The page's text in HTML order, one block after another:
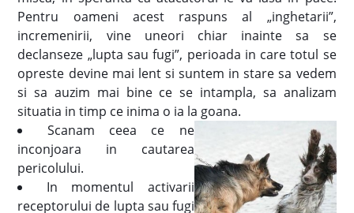
Pentru oameni acest raspuns al „inghetarii”,
incremenirii, vine uneori chiar inainte sa se
declanseze „lupta sau fugi”, perioada in care totul se
opreste devine mai lent si suntem in stare sa vedem
si sa auzim mai bine ce se intampla, sa analizam
situatia in timp ce inima o ia la goana.
Scanam ceea ce ne
inconjoara in cautarea
pericolului.
In momentul activarii
receptorului de lupta sau fugi